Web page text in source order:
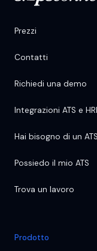
Prezzi
Contatti
Richiedi una demo
Integrazioni ATS e
Hai bisogno di un
Possiedo il mio ATS
Trova un lavoro
Prodotto